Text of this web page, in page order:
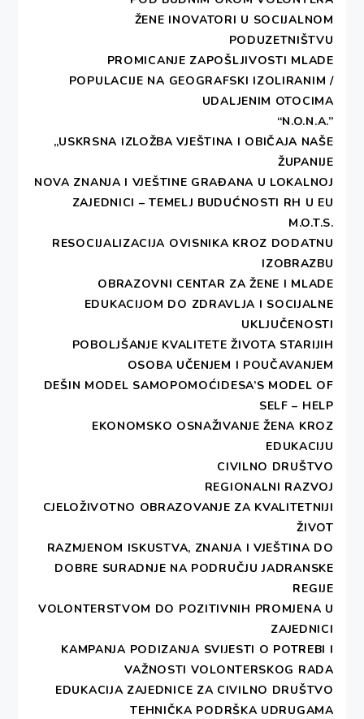
ŽENE INOVATORI U SOCIJALNOM
PODUZETNIŠTVU
PROMICANJE ZAPOŠLJIVOSTI MLADE
POPULACIJE NA GEOGRAFSKI IZOLIRANIM /
UDALJENIM OTOCIMA
“N.O.N.A.”
„USKRSNA IZLOŽBA VJEŠTINA I OBIČAJA NAŠE
ŽUPANIJE
NOVA ZNANJA I VJEŠTINE GRAĐANA U LOKALNOJ
ZAJEDNICI – TEMELJ BUDUĆNOSTI RH U EU
M.O.T.S.
RESOCIJALIZACIJA OVISNIKA KROZ DODATNU
IZOBRAZBU
OBRAZOVNI CENTAR ZA ŽENE I MLADE
EDUKACIJOM DO ZDRAVLJA I SOCIJALNE
UKLJUČENOSTI
POBOLJŠANJE KVALITETE ŽIVOTA STARIJIH
OSOBA UČENJEM I POUČAVANJEM
DEŠIN MODEL SAMOPOMOĆIDESA’S MODEL OF
SELF – HELP
EKONOMSKO OSNAŽIVANJE ŽENA KROZ
EDUKACIJU
CIVILNO DRUŠTVO
REGIONALNI RAZVOJ
CJELOŽIVOTNO OBRAZOVANJE ZA KVALITETNIJI
ŽIVOT
RAZMJENOM ISKUSTVA, ZNANJA I VJEŠTINA DO
DOBRE SURADNJE NA PODRUČJU JADRANSKE
REGIJE
VOLONTERSTVOM DO POZITIVNIH PROMJENA U
ZAJEDNICI
KAMPANJA PODIZANJA SVIJESTI O POTREBI I
VAŽNOSTI VOLONTERSKOG RADA
EDUKACIJA ZAJEDNICE ZA CIVILNO DRUŠTVO
TEHNIČKA PODRŠKA UDRUGAMA
narodnim nošnjama kraja iz kojeg dolazite
. Također, molimo Vas da donesete
stolnjake s narodnim vezom za aranžiranje Vašeg
ocjenjivanje proizvoda u četiri kategorije (za
najbolji pekmez, marmeladu, džem i extra
džem) te Vas molimo da uzorke Vaših
proizvoda dostavite (po dvije teglice od
svakog uzorka – s pripadajućom deklaracijom)
do 10. rujna 2019. na adresu:
DEŠA – DUBROVNIK
Frana Supila 8
Ukoliko ste zainteresirani za sudjelovanje
molimo da se prijavite putem priložene
te istu dostavite na e-mail:
info@desa-dubrovnik.hr najkasnije do 30.
500,00 kn.
prostor te večeru za 1 osobu (dodatna osoba plaća
večeru u iznosu od 150,00 kn).
Primatelj: Deša Pro d.o.o., Frana Supila 8, 20 000
Dubrovnik, OIB: 59285128996
Opis plaćanja: Kotizacija za sudjelovanje na 12